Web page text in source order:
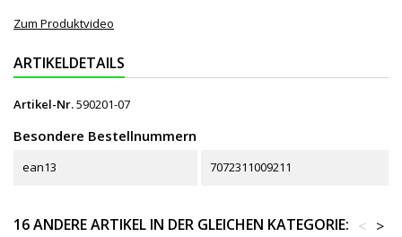
Zum Produktvideo
ARTIKELDETAILS
Artikel-Nr.590201-07
Besondere Bestellnummern
ean13 7072311009211
16 ANDERE ARTIKEL IN DER GLEICHEN KATEGORIE: >
<